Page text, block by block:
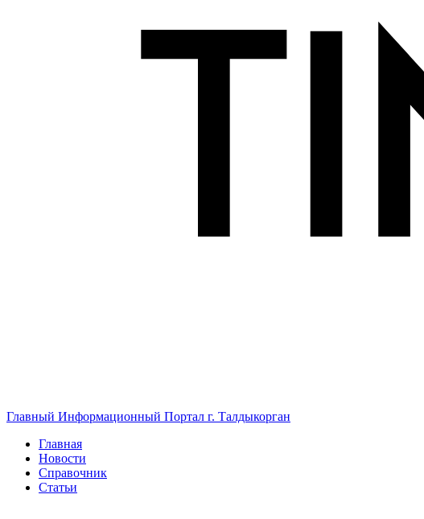
Главный Информационный Портал г. Талдыкорган
Главная
Новости
Справочник
Статьи